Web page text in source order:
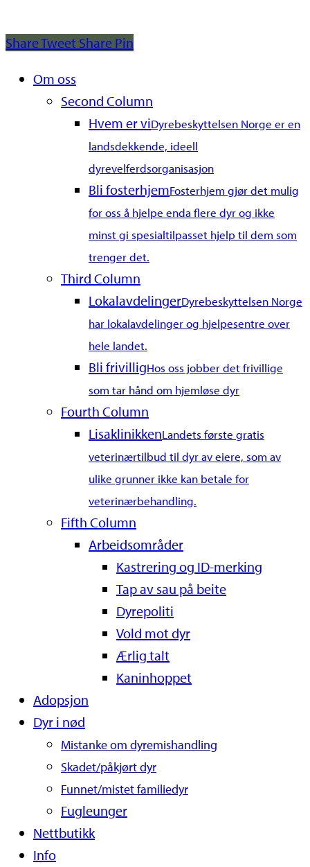
ShareTweet Share Pin
CloseOm oss
Second Column
Hvem er viDyrebeskyttelsen Norge er en
landsdekkende, ideell
dyrevelferdsorganisasjon
Bli fosterhjemFosterhjem gjør det mulig
for oss å hjelpe enda flere dyr og ikke
minst gi spesialtilpasset hjelp til dem som
trenger det.
Third Column
LokalavdelingerDyrebeskyttelsen Norge
har lokalavdelinger og hjelpesentre over
hele landet.
Bli frivilligHos oss jobber det frivillige
som tar hånd om hjemløse dyr
Fourth Column
LisaklinikkenLandets første gratis
veterinærtilbud til dyr av eiere, som av
ulike grunner ikke kan betale for
veterinærbehandling.
Fifth Column
Arbeidsområder
Kastrering og ID-merking
Tap av sau på beite
Dyrepoliti
Vold mot dyr
Ærlig talt
Kaninhoppet
Adopsjon
Dyr i nød
Mistanke om dyremishandling
Skadet/påkjørt dyr
Funnet/mistet familiedyr
Fugleunger
Nettbutikk
Info